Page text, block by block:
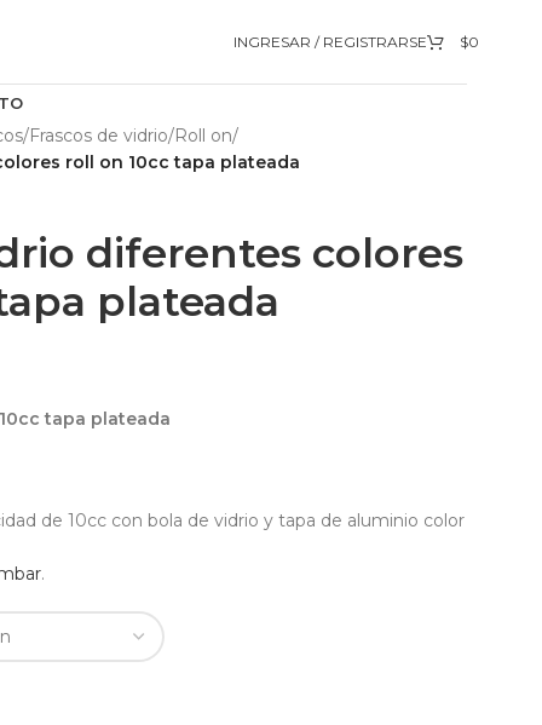
INGRESAR / REGISTRARSE $0
/Frascos de vidrio/Roll on/
roll on 10cc tapa plateada
diferentes colores
plateada
tapa plateada
de 10cc con bola de vidrio y tapa de aluminio color
.